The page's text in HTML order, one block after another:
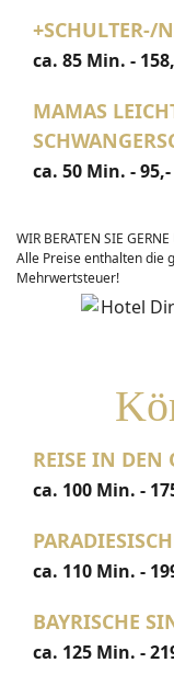
+SCHULTER-/
ca. 85 Min. -
MAMAS
ca. 50 Min. - 95,-
WIR BERATEN SIE
Alle Preise enthalten die
Mehrwertsteuer!
REISE IN DEN
ca. 100 Min. -
ca. 110 Min. -
BAYRISCHE
ca. 125 Min. -